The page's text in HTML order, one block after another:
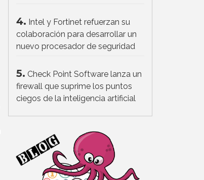
4. Intel y Fortinet refuerzan su
colaboración para desarrollar un
nuevo procesador de seguridad
5. Check Point Software lanza un
firewall que suprime los puntos
ciegos de la inteligencia artificial